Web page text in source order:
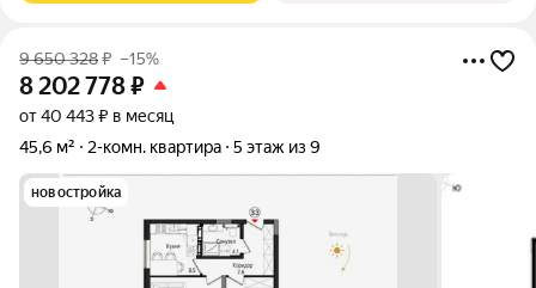
9 650 328₽ –15%
8 202 778₽
от 40 443 ₽ в месяц
45,6 м²
2-комн. квартира 5 этаж из 9
новостройка